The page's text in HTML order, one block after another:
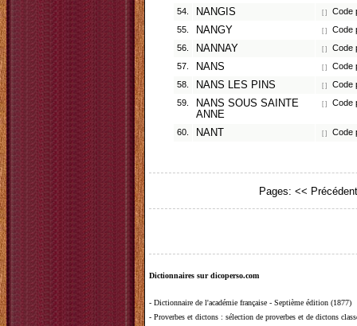
54.
NANGIS [ ]
Code
55.
NANGY [ ]
Code
56.
NANNAY [ ]
Code
57.
NANS [ ]
Code
58.
NANS LES PINS [ ]
Code
59.
NANS SOUS SAINTE
ANNE
[ ] Code
60. NANT [ ] Code
Pages: << Précédent
Dictionnaires sur dicoperso.com
- Dictionnaire de l'académie française - Septième édition (1877)
- Proverbes et dictons : sélection de proverbes et de dictons